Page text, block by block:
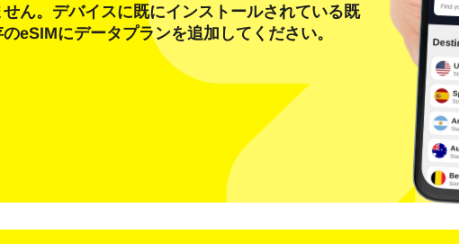
せん。デバイスに既にインストールされている既
のeSIMにデータプランを追加してください。
ポップアップを閉じる
アドレスでログイン